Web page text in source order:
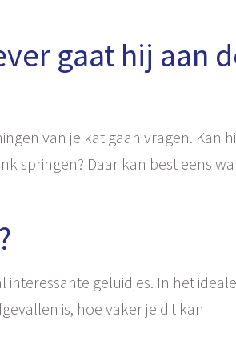
gaat hij aan
van je kat gaan vragen. Kan
springen? Daar kan best eens
geluidjes. In het ideale
is, hoe vaker je dit kan